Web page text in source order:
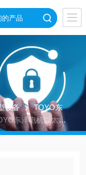
设备
TOYO东
东洋电机以太网